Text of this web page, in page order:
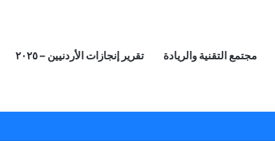
مجتمع التقنية والريادة تقرير إنجازات الأردنيين – ٢٠٢٥